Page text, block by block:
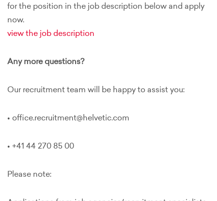
for the position in the job description below and apply
now.
view the job description
Any more questions?
Our recruitment team will be happy to assist you:
• office.recruitment@helvetic.com
• +41 44 270 85 00
Please note: